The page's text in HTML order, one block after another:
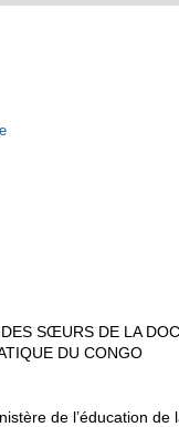
SŒURS DE LA
DU CONGO
de l’éducation de